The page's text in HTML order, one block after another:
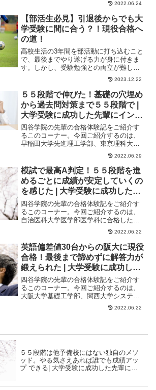
2022.06.24
【部活生必見】引退後からでも大
学受験に間に合う？！現役合格へ
の道！
高校生活の3年間を部活動に打ち込むこと
で、最後までやり遂げる力が身に付きま
す。しかし、受験勉強との両立が難しい
ことが多いため、引退後に勉強を始めて
2023.12.22
５５段階で伸びた！基礎の穴埋め
から過去問対策まで５５段階で |
大学受験に成功した先輩にインタ
ビュー【大学受験予備校四谷学
院】
四谷学院の先輩の合格体験記をご紹介す
るこのコーナー。今回ご紹介するのは、
早稲田大学先進理工学部、東京理科大学
理学部第一部、明治大学理工学部、中央
2022.06.29
模試で最高A判定！５５段階を進
めるごとに成績が安定していくの
を感じた | 大学受験に成功した先
輩にインタビュー【大学受験予備
校四谷学院】
四谷学院の先輩の合格体験記をご紹介す
るこのコーナー。今回ご紹介するのは、
自治医科大学医学部医学科に合格したく
んのストーリーです。学習の遅れを感じ
2022.06.22
英語偏差値30台からの阪大に現役
合格！最後まで諦めずに解答力が
鍛えられた | 大学受験に成功した
先輩にインタビュー【大学受験予
備校四谷学院】
四谷学院の先輩の合格体験記をご紹介す
るこのコーナー。今回ご紹介するのは、
大阪大学基礎工学部、関西大学システム
理工学部、化学生命工学部、同志社大学
2022.06.22
５５段階は他予備校にはない独自のメソ
ッド。やる気さえあれば誰でも成績アッ
プ できる| 大学受験に成功した先輩にイ